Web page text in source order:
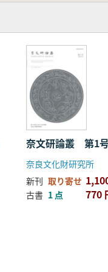
奈文研論叢 第1
奈良文化財研究所
新刊 取り寄せ
古書 1 点 770